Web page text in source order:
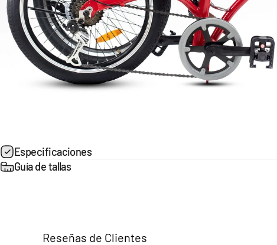
Especificaciones
Guía de tallas
Reseñas de Clientes